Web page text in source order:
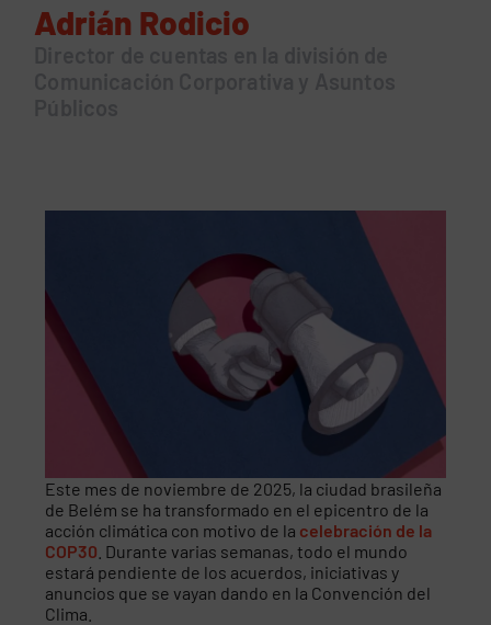
Adrián Rodicio
Este mes de noviembre de 2025, la ciudad brasileña
de Belém se ha transformado en el epicentro de la
acción climática con motivo de la celebración de la
COP30 . Durante varias semanas, todo el mundo
estará pendiente de los acuerdos, iniciativas y
anuncios que se vayan dando en la Convención del
Clima.